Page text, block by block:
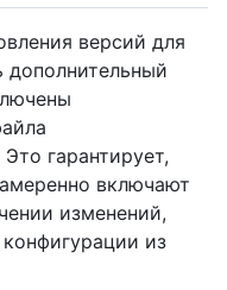
версий для
дополнительный
Это гарантирует,
включают
изменений,
из